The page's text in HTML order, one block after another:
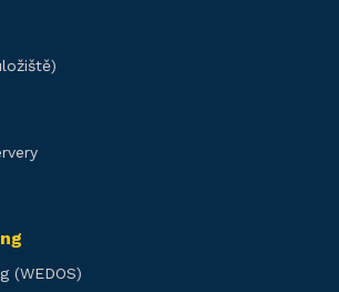
(WEDOS)